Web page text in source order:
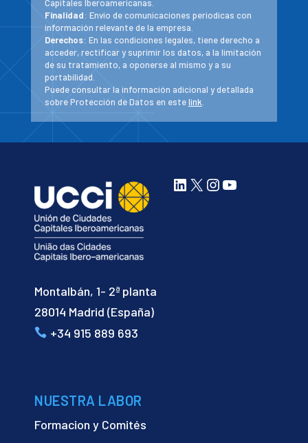
Capitales Iberoamericanas.
Finalidad: Envío de comunicaciones periodicas con
información relevante de la empresa.
Derechos: En las condiciones legales, tiene derecho a
acceder, rectificar y suprimir los datos, a la limitación
de su tratamiento, a oponerse al mismo y a su
portabilidad.
Puede consultar la información adicional y detallada
sobre Protección de Datos en estelink.
Montalbán, 1- 2ª planta
28014 Madrid (España)
+34 915 889 693
LinkedIn
X Instagram
YouTube
NUESTRA LABOR
Formacion y Comités